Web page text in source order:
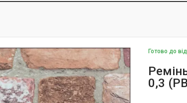
Готово до
0,3